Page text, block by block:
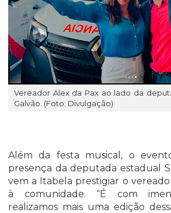
Vereador Alex da Pax ao lado da
Galvão. (Foto: Divulgação)
Além da festa musical, o
presença da deputada estadual
vem a Itabela prestigiar o
à comunidade. “É com
realizamos mais uma edição